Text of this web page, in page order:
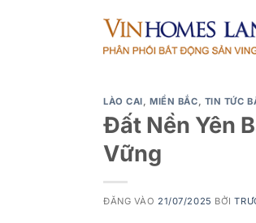
LÀO CAI,MIỀN BẮC, TIN TỨC
Đất Nền Yên
Vững
ĐĂNG VÀO 21/07/2025 BỞI